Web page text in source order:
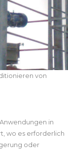
von
in
wo es erforderlich
oder